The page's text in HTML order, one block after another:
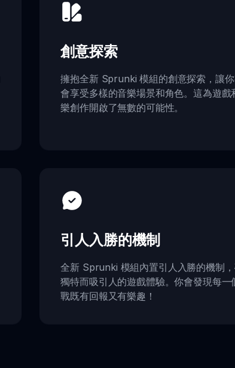
創意探索
擁抱全新 Sprunki 模組的創意探索，讓
會享受多樣的音樂場景和角色。這為遊戲
樂創作開啟了無數的可能性。
引人入勝的機制
全新 Sprunki 模組內置引人入勝的機制
獨特而吸引人的遊戲體驗。你會發現每一
戰既有回報又有樂趣！